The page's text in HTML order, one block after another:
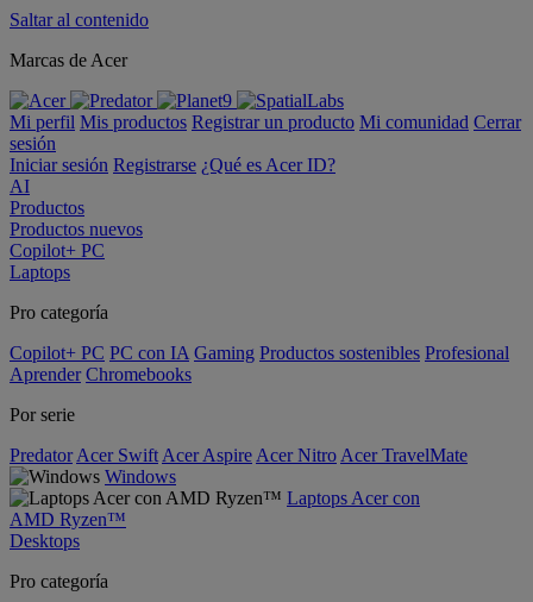
Saltar al contenido
Marcas de Acer
Mi perfil Mis productos Registrar un producto Mi comunidad Cerrar
sesión
Iniciar sesión Registrarse ¿Qué es Acer ID?
AI
Productos
Productos nuevos
Copilot+ PC
Laptops
Pro categoría
Copilot+ PC PC con IA Gaming Productos sostenibles Profesional
Aprender Chromebooks
Por serie
Predator Acer Swift Acer Aspire Acer Nitro Acer TravelMate
Windows
Laptops Acer con
AMD Ryzen™
Desktops
Pro categoría